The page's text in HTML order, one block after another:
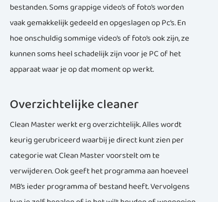
bestanden. Soms grappige video’s of foto’s worden
vaak gemakkelijk gedeeld en opgeslagen op Pc’s. En
hoe onschuldig sommige video’s of foto’s ook zijn, ze
kunnen soms heel schadelijk zijn voor je PC of het
apparaat waar je op dat moment op werkt.
Overzichtelijke cleaner
Clean Master werkt erg overzichtelijk. Alles wordt
keurig gerubriceerd waarbij je direct kunt zien per
categorie wat Clean Master voorstelt om te
verwijderen. Ook geeft het programma aan hoeveel
MB’s ieder programma of bestand heeft. Vervolgens